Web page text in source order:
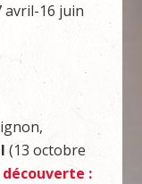
avril-16 juin
(13 octobre
: